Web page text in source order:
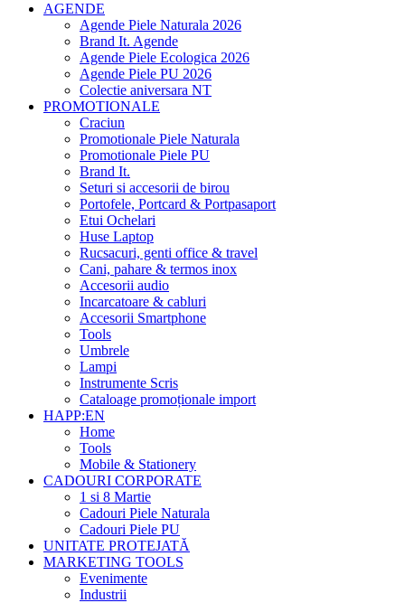
AGENDE
Agende Piele Naturala 2026
Brand It. Agende
Agende Piele Ecologica 2026
Agende Piele PU 2026
Colectie aniversara NT
PROMOTIONALE
Craciun
Promotionale Piele Naturala
Promotionale Piele PU
Brand It.
Seturi si accesorii de birou
Portofele, Portcard & Portpasaport
Etui Ochelari
Huse Laptop
Rucsacuri, genti office & travel
Cani, pahare & termos inox
Accesorii audio
Incarcatoare & cabluri
Accesorii Smartphone
Tools
Umbrele
Lampi
Instrumente Scris
Cataloage promoționale import
HAPP:EN
Home
Tools
Mobile & Stationery
CADOURI CORPORATE
1 si 8 Martie
Cadouri Piele Naturala
Cadouri Piele PU
UNITATE PROTEJATĂ
MARKETING TOOLS
Evenimente
Industrii